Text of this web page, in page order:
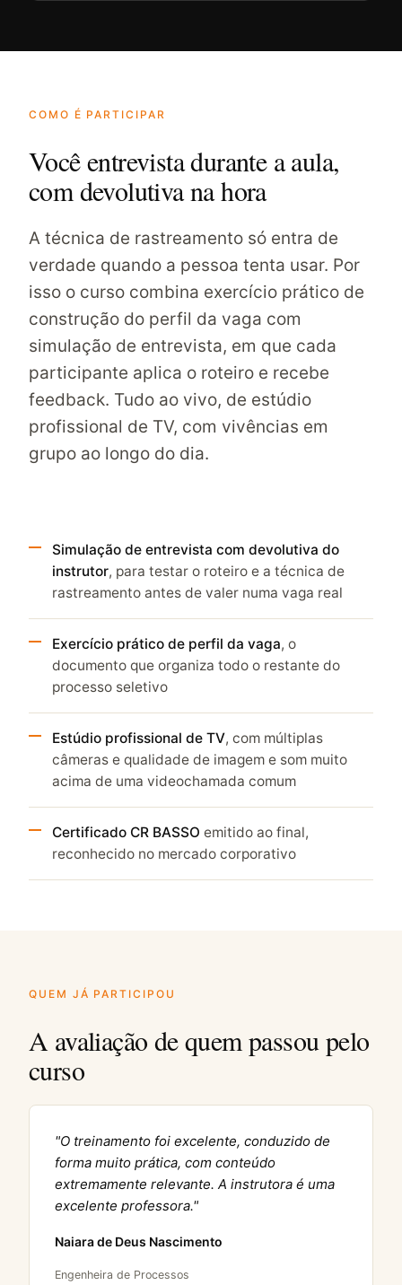
COMO É PARTICIPAR
Você entrevista durante a aula,
com devolutiva na hora
A técnica de rastreamento só entra de
verdade quando a pessoa tenta usar. Por
isso o curso combina exercício prático de
construção do perfil da vaga com
simulação de entrevista, em que cada
participante aplica o roteiro e recebe
feedback. Tudo ao vivo, de estúdio
profissional de TV, com vivências em
grupo ao longo do dia.
Simulação de entrevista com devolutiva do
instrutor, para testar o roteiro e a técnica de
rastreamento antes de valer numa vaga real
Exercício prático de perfil da vaga, o
documento que organiza todo o restante do
processo seletivo
Estúdio profissional de TV, com múltiplas
câmeras e qualidade de imagem e som muito
acima de uma videochamada comum
Certificado CR BASSO emitido ao final,
reconhecido no mercado corporativo
QUEM JÁ PARTICIPOU
A avaliação de quem passou pelo
curso
"O treinamento foi excelente, conduzido de
forma muito prática, com conteúdo
extremamente relevante. A instrutora é uma
excelente professora."
Naiara de Deus Nascimento
Engenheira de Processos